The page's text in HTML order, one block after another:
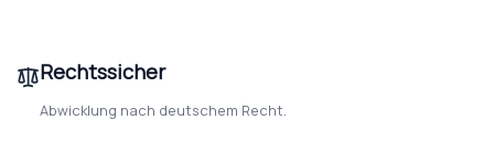
Rechtssicher
Abwicklung nach deutschem Recht.